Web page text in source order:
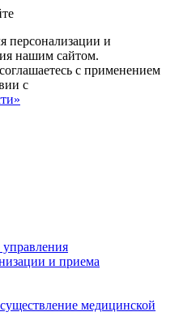
и
нашим сайтом.
с применением
с
и приема
медицинской